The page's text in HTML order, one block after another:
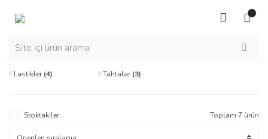
Lastikler(4) Tahtalar(3)
Stoktakiler Toplam 7 ürün